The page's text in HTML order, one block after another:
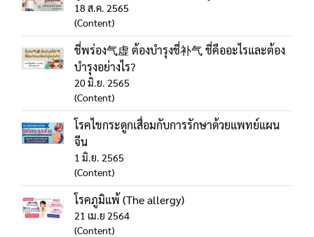
18 ส.ค. 2565
(Content)
ชี่พร่อง气虚 ต้องบํารุงชี่补气 ชี่คืออะไรและต้อง
บำรุงอย่างไร?
20 มิ.ย. 2565
(Content)
โรคไขกระดูกเสื่อมกับการรักษาด้วยแพทย์แผน
จีน
1 มิ.ย. 2565
(Content)
โรคภูมิแพ้ (The allergy)
21 เม.ย 2564
(Content)